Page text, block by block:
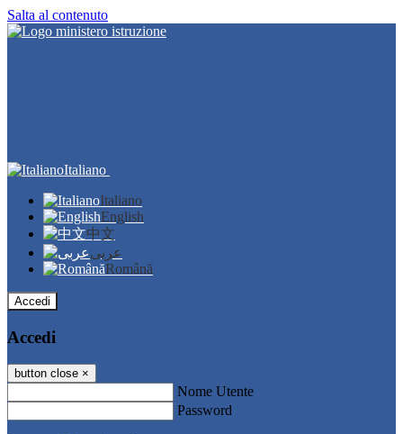
Salta al contenuto
Italiano
Italiano
English
中文
عربى
Română
Accedi
Accedi
button close ×
Nome Utente
Password